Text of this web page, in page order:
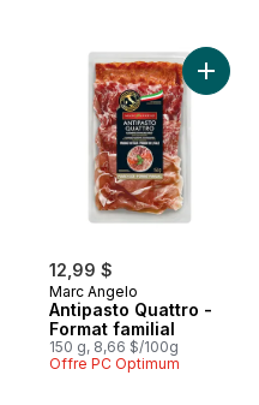
12,99 $
Marc Angelo
Antipasto Quattro -
Format familial
150 g, 8,66 $/100g
Offre PC Optimum